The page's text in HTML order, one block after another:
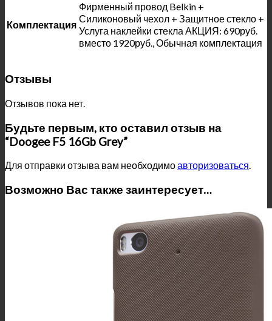
Комплектация
Фирменный провод Belkin +
Силиконовый чехол + Защитное стекло +
Услуга наклейки стекла АКЦИЯ: 690руб.
вместо 1920руб., Обычная комплектация
Отзывы
Отзывов пока нет.
Будьте первым, кто оставил отзыв на
“Doogee F5 16Gb Grey”
Для отправки отзыва вам необходимоавторизоваться.
Возможно Вас также заинтересует…